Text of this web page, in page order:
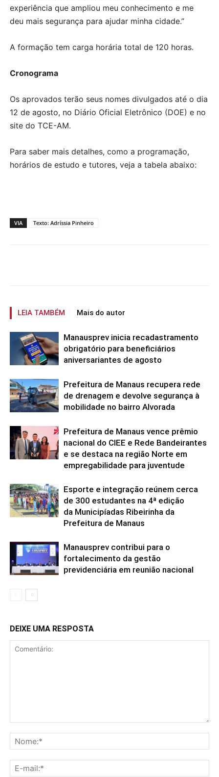
experiência que ampliou meu conhecimento e me
deu mais segurança para ajudar minha cidade.”
A formação tem carga horária total de 120 horas.
Cronograma
Os aprovados terão seus nomes divulgados até o dia
12 de agosto, no Diário Oficial Eletrônico (DOE) e no
site do TCE-AM.
Para saber mais detalhes, como a programação,
horários de estudo e tutores, veja a tabela abaixo:
VIA Texto: Adríssia Pinheiro
LEIA TAMBÉM Mais do autor
Manausprev inicia recadastramento
obrigatório para beneficiários
aniversariantes de agosto
Prefeitura de Manaus recupera rede
de drenagem e devolve segurança à
mobilidade no bairro Alvorada
Prefeitura de Manaus vence prêmio
nacional do CIEE e Rede Bandeirantes
e se destaca na região Norte em
empregabilidade para juventude
Esporte e integração reúnem cerca
de 300 estudantes na 4ª edição
da Municipíadas Ribeirinha da
Prefeitura de Manaus
Manausprev contribui para o
fortalecimento da gestão
previdenciária em reunião nacional
DEIXE UMA RESPOSTA